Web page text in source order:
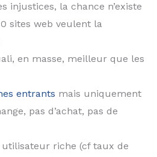
injustices, la chance n’existe
sites web veulent la
en masse, meilleur que les
entrants mais uniquement
pas d’achat, pas de
utilisateur riche (cf taux de